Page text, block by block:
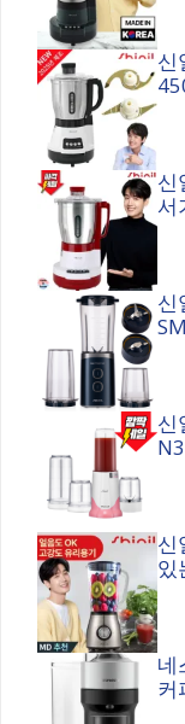
신
신
서
신
신
신
있
네
커